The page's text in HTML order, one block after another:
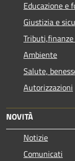
Educazione e
Giustizia e
Ambiente
Salute,
Autorizzazioni
NOVITÀ
Notizie
Comunicati